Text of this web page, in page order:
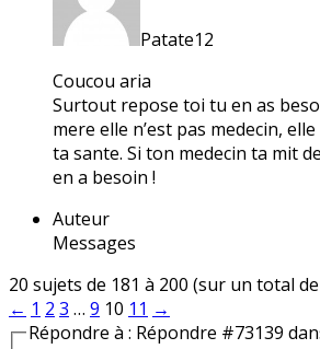
Patate12
Coucou aria
Surtout repose toi tu en as
mere elle n’est pas medecin,
ta sante. Si ton medecin ta mit
en a besoin !
Auteur
Messages
20 sujets de 181 à 200 (sur un total
← 1 2 3 … 9 10 11 →
Répondre à : Répondre #73139